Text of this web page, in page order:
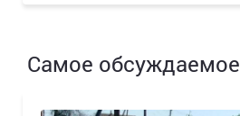
Самое обсуждаемое